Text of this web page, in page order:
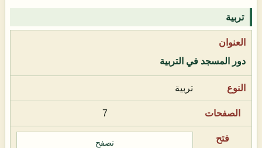
تربية
دور المسجد في التربية
تربية
7
تصفح